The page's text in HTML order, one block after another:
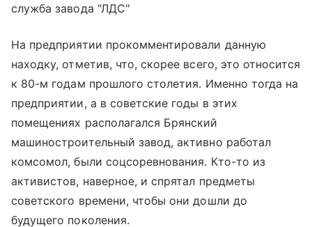
служба завода "ЛДС"
На предприятии прокомментировали данную
находку, отметив, что, скорее всего, это относится
к 80-м годам прошлого столетия. Именно тогда на
предприятии, а в советские годы в этих
помещениях располагался Брянский
машиностроительный завод, активно работал
комсомол, были соцсоревнования. Кто-то из
активистов, наверное, и спрятал предметы
советского времени, чтобы они дошли до
будущего поколения.